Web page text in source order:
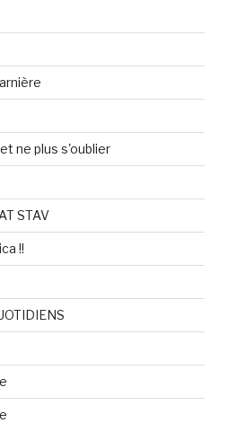
ne plus s'oublier
STAV
!!